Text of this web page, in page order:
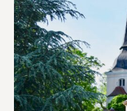
Infobrief abonnieren
Kontakt aufnehmen
Über uns